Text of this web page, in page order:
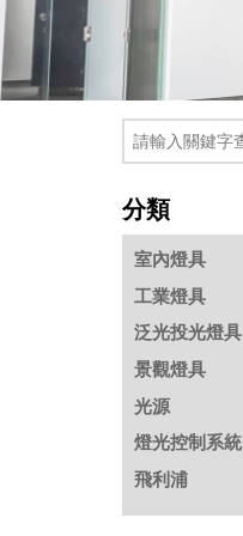
分類
室內燈具
工業燈具
泛光投光燈具
景觀燈具
光源
燈光控制系統
飛利浦